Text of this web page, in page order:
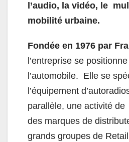
l’audio, la vidéo, le
mobilité urbaine.
Fondée en 1976 par
l’entreprise se
l’automobile. Elle se
l’équipement
parallèle, une activité
des marques de
grands groupes de